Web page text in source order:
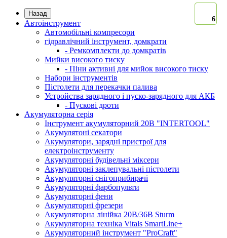
Назад
Автоінструмент
Автомобільні компресори
гідравлічний інструмент, домкрати
- Ремкомплекти до домкратів
Мийки високого тиску
- Піни активні для мийок високого тиску
Набори інструментів
Пістолети для перекачки палива
Устройства зарядного і пуско-зарядного для АКБ
- Пускові дроти
Акумуляторна серія
Інструмент акумуляторний 20В "INTERTOOL"
Акумулятоні секатори
Акумулятори, зарядні пристрої для
електроінструменту
Акумуляторні будівельні міксери
Акумуляторні заклепувальні пістолети
Акумуляторні снігоприбирачі
Акумуляторні фарбопульти
Акумуляторні фени
Акумуляторні фрезери
Акумуляторна лінійка 20В/36В Sturm
Акумуляторна техніка Vitals SmartLine+
Акумуляторний інструмент "ProCraft"
6
6